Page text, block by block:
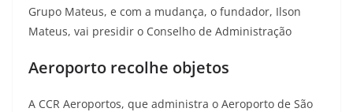
Grupo Mateus, e com a mudança, o fundador, Ilson
Mateus, vai presidir o Conselho de Administração
Aeroporto recolhe objetos
A CCR Aeroportos, que administra o Aeroporto de São